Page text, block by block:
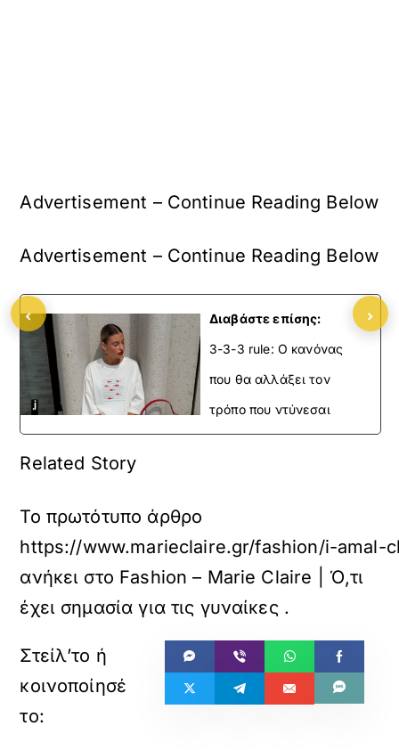
Advertisement – Continue Reading Below
Advertisement – Continue Reading Below
Διαβάστε επίσης:
3-3-3 rule: Ο κανόνας
που θα αλλάξει τον
τρόπο που ντύνεσαι
Related Story
Το πρωτότυπο άρθρο
https://www.marieclaire.gr/fashion/i-
ανήκει στο Fashion – Marie Claire | Ό,τι
έχει σημασία για τις γυναίκες.
‹ ›